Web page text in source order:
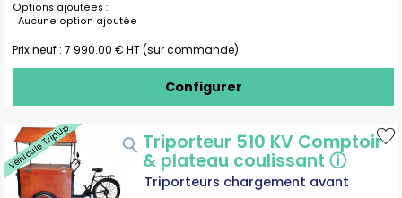
Options ajoutées :
Aucune option ajoutée
Prix neuf :7 990.00 € HT (sur commande)
Configurer
Véhicule Trip'Up Triporteur 510 KV Comptoir
& plateau coulissant ⓘ
Triporteurs chargement avant